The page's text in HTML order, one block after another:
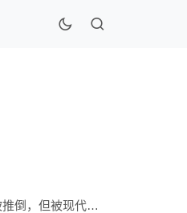
细说中医发展史，千年根基不会被推倒，但被现代医疗模式堵住出路